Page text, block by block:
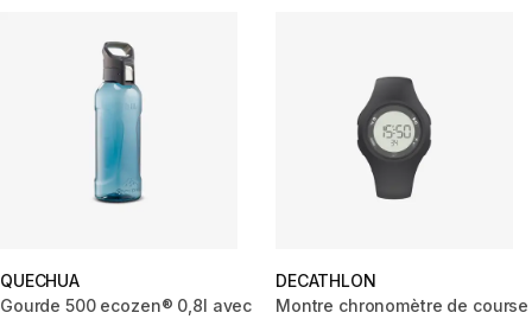
QUECHUA
Gourde 500 ecozen® 0,8l avec
DECATHLON
Montre chronomètre de course